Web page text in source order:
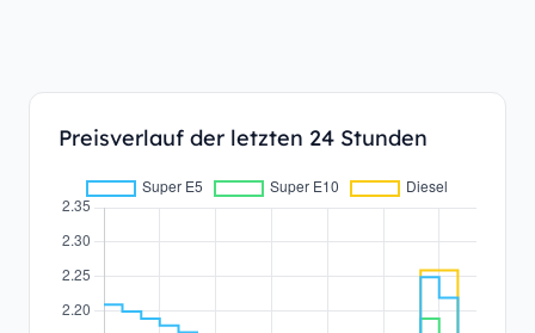
Preisverlauf der letzten 24 Stunden